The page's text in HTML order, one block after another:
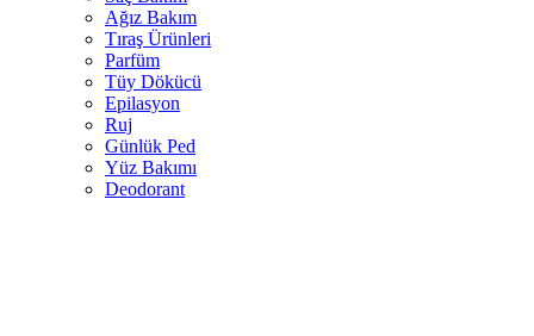
Ağız Bakım
Tıraş Ürünleri
Parfüm
Tüy Dökücü
Epilasyon
Ruj
Günlük Ped
Yüz Bakımı
Deodorant